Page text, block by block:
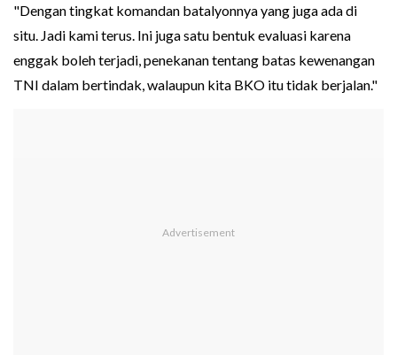
"Dengan tingkat komandan batalyonnya yang juga ada di
situ. Jadi kami terus. Ini juga satu bentuk evaluasi karena
enggak boleh terjadi, penekanan tentang batas kewenangan
TNI dalam bertindak, walaupun kita BKO itu tidak berjalan."